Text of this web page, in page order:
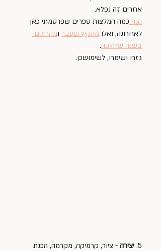
אחרים זה נפלא.
הנה כמה המלצות ספרים שפרסמתי כאן
לאחרונה, ואלו מהקיץ שעבר ומהחגים
בשנה שחלפה.
גזרו ושימרו, לשימושכן.
5. יצירה - ציור, קרמיקה, מקרמה, הכנת